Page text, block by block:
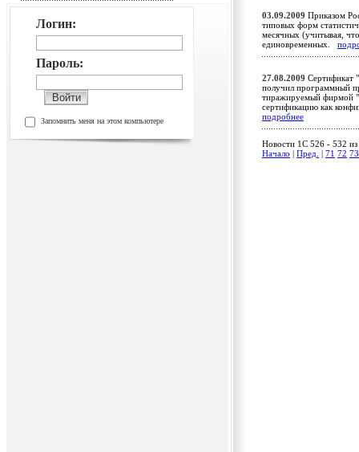
Логин:
Пароль:
Запомнить меня на этом компьютере
03.09.2009 Приказом
типовых форм
месячных (учитывая,
единовременных.
27.08.2009 Сертификат
получил программный
тиражируемый фирмой
сертификацию как
подробнее
Новости 1C 526 - 532
Начало
Пред. 71 72 73